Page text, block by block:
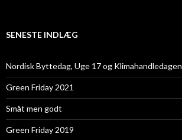
SENESTE INDLÆG
Nordisk Byttedag, Uge 17 og Klimahandledagen
Green Friday 2021
Småt men godt
Green Friday 2019